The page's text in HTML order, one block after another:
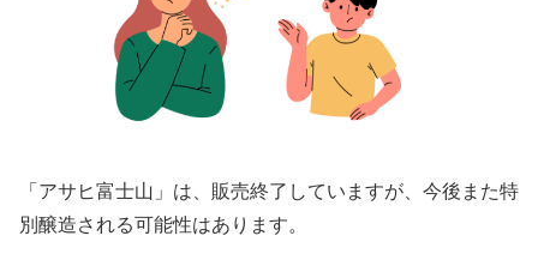
「アサヒ富士山」は、販売終了していますが、今後また特
別醸造される可能性はあります。